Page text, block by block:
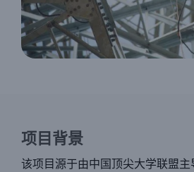
项目背景
该项目源于由中国顶尖大学联盟